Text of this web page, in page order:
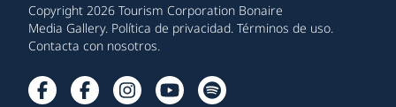
Copyright 2026 Tourism Corporation Bonaire
Media Gallery. Política de privacidad. Términos de uso.
Contacta con nosotros.